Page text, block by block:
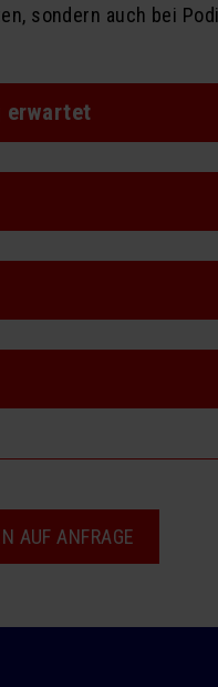
sondern auch bei
erwartet
AUF ANFRAGE